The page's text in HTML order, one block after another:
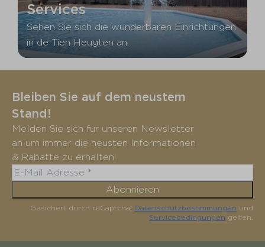
Services
Sehen Sie sich die wunderbaren Einrichtungen
in de Tien Heugten an.
Bleiben Sie auf dem neustem
Stand!
Melden Sie sich für unseren Newsletter
an um immer die neusten Informationen
& Rabatte zu erhalten!
Abonnieren
Gesichert durch reCaptcha, Datenschutzbestimmungen und
Servicebedingungen gelten.